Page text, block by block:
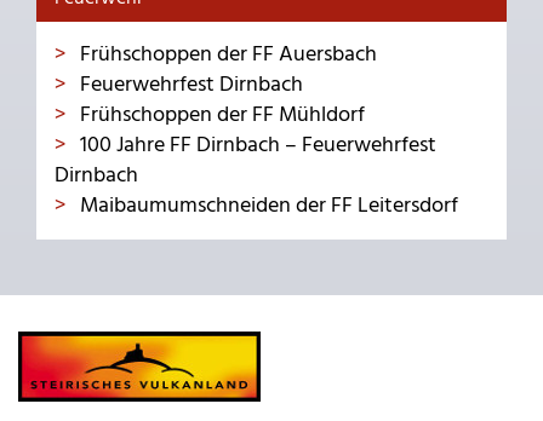
Frühschoppen der FF Auersbach
Feuerwehrfest Dirnbach
Frühschoppen der FF Mühldorf
100 Jahre FF Dirnbach – Feuerwehrfest
Dirnbach
Maibaumumschneiden der FF Leitersdorf